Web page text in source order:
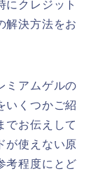
にクレジット
解決方法をお
ミアムゲルの
いくつかご紹
でお伝えして
が使えない原
考程度にとど